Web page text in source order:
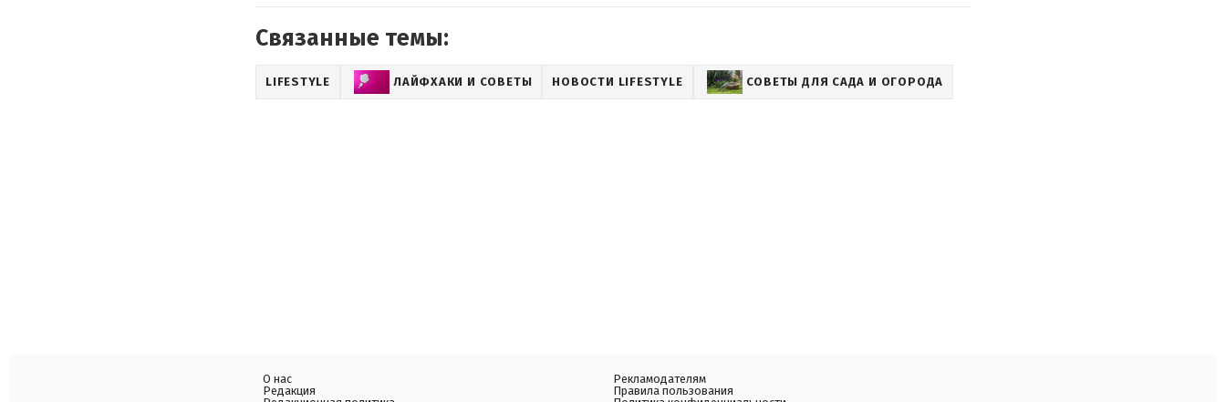
Связанные темы:
LIFESTYLE ЛАЙФХАКИ И СОВЕТЫ НОВОСТИ LIFESTYLE СОВЕТЫ ДЛЯ САДА И ОГОРОДА
О нас
Редакция
Рекламодателям
Правила пользования